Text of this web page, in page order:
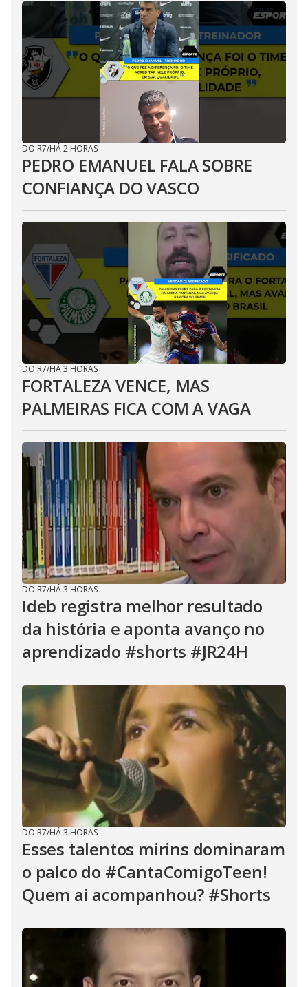
DO R7/HÁ 2 HORAS
PEDRO EMANUEL FALA SOBRE
CONFIANÇA DO VASCO
DO R7/HÁ 3 HORAS
FORTALEZA VENCE, MAS
PALMEIRAS FICA COM A VAGA
DO R7/HÁ 3 HORAS
Ideb registra melhor resultado
da história e aponta avanço no
aprendizado #shorts #JR24H
DO R7/HÁ 3 HORAS
Esses talentos mirins dominaram
o palco do #CantaComigoTeen!
Quem ai acompanhou? #Shorts